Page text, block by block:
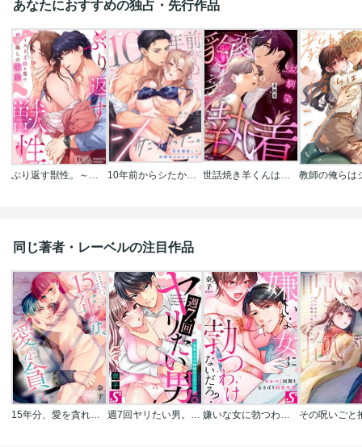
あなたにおすすめの独占・先行作品
ぶり返す獣性。～カースト上位な男の、10年越しの激愛 10年前からシたかった。～理性爆散した幼馴染のわからせＨ 世話焼き羊くんは幼馴染を骨の髄まで執愛してる
同じ著者・レーベルの注目作品
15年分、愛を貪れ～あの日の少年は私に焦がれる騎士長さま 週7回ヤリたい男。～溺愛上司の絶倫ルーティーン 嫌いな女に勃つわけないだろ？～むかつく同期とむさぼり同居生活《合本版》